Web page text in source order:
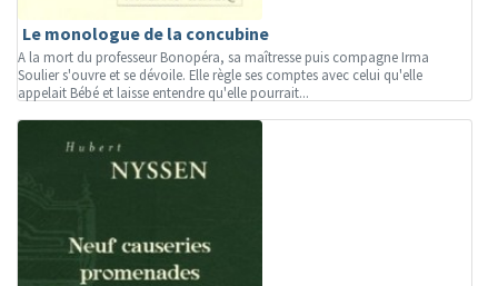
Le monologue de la concubine
A la mort du professeur Bonopéra, sa maîtresse puis compagne Irma
Soulier s'ouvre et se dévoile. Elle règle ses comptes avec celui qu'elle
appelait Bébé et laisse entendre qu'elle pourrait...